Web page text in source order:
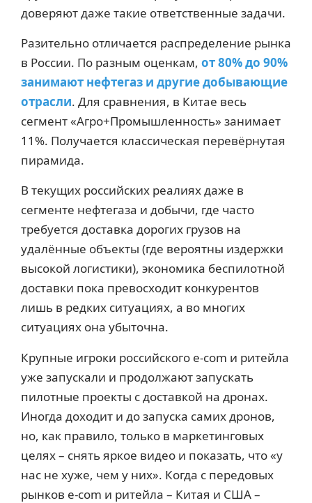
доверяют даже такие ответственные задачи.
Разительно отличается распределение рынка
в России. По разным оценкам, от 80% до 90%
занимают нефтегаз и другие добывающие
отрасли. Для сравнения, в Китае весь
сегмент «Агро+Промышленность» занимает
11%. Получается классическая перевёрнутая
пирамида.
В текущих российских реалиях даже в
сегменте нефтегаза и добычи, где часто
требуется доставка дорогих грузов на
удалённые объекты (где вероятны издержки
высокой логистики), экономика беспилотной
доставки пока превосходит конкурентов
лишь в редких ситуациях, а во многих
ситуациях она убыточна.
Крупные игроки российского e-com и ритейла
уже запускали и продолжают запускать
пилотные проекты с доставкой на дронах.
Иногда доходит и до запуска самих дронов,
но, как правило, только в маркетинговых
целях – снять яркое видео и показать, что «у
нас не хуже, чем у них». Когда с передовых
рынков e-com и ритейла – Китая и США –